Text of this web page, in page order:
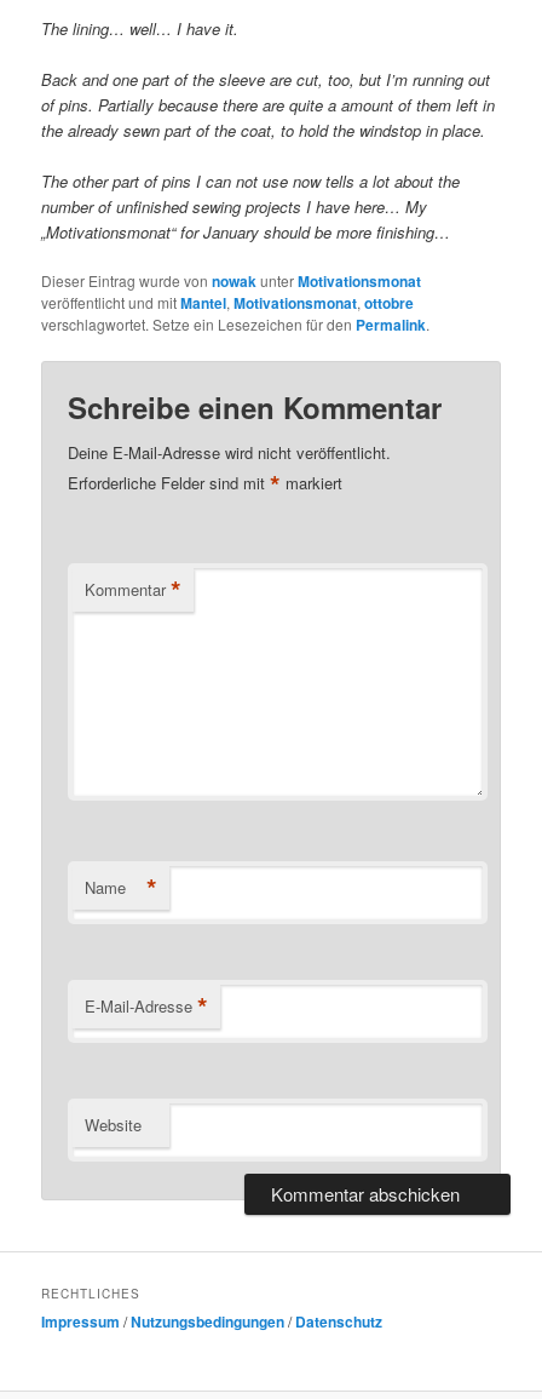
The lining… well… I have it.
Back and one part of the sleeve are cut, too, but I’m running out
of pins. Partially because there are quite a amount of them left in
the already sewn part of the coat, to hold the windstop in place.
The other part of pins I can not use now tells a lot about the
number of unfinished sewing projects I have here… My
„Motivationsmonat“ for January should be more finishing…
Dieser Eintrag wurde vonnowakunterMotivationsmonat
veröffentlicht und mitMantel,Motivationsmonat,ottobre
verschlagwortet. Setze ein Lesezeichen für den Permalink.
Schreibe einen Kommentar
Deine E-Mail-Adresse wird nicht veröffentlicht.
Erforderliche Felder sind mit* markiert
Kommentar *
Name *
E-Mail-Adresse *
Website
RECHTLICHES
Impressum /Nutzungsbedingungen/Datenschutz